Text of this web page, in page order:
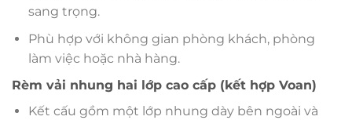
sang trọng.
Phù hợp với không gian phòng khách, phòng
làm việc hoặc nhà hàng.
Rèm vải nhung hai lớp cao cấp (kết hợp Voan)
Kết cấu gồm một lớp nhung dày bên ngoài và